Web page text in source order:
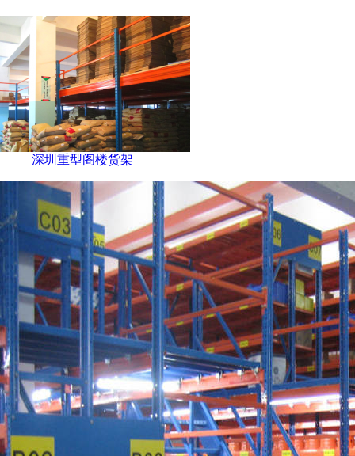
深圳重型阁楼货架